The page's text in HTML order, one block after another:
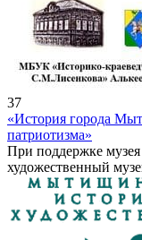
37
«История города
патриотизма»
При поддержке
художественный